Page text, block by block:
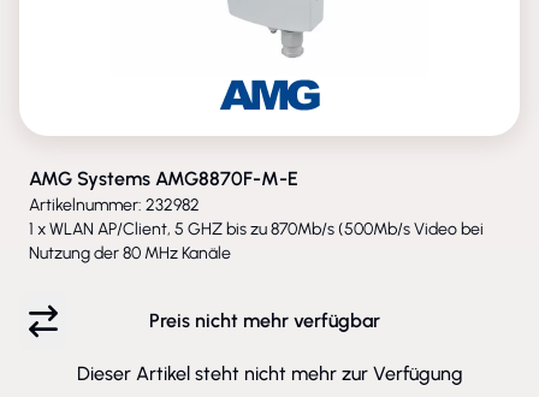
AMG Systems AMG8870F-M-E
Artikelnummer: 232982
1 x WLAN AP/Client, 5 GHZ bis zu 870Mb/s (500Mb/s Video bei
Nutzung der 80 MHz Kanäle
Preis nicht mehr verfügbar
Dieser Artikel steht nicht mehr zur Verfügung